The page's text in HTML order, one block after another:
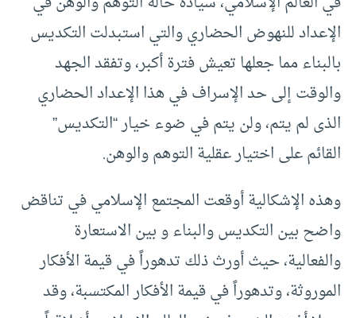
الإعداد للنهوض الحضاري والتي استبدلت التكديس
بالبناء مما جعلها تعيش فترة أكبر، وتفقد الجهد
والوقت إلى حد الإسراف في هذا الإعداد الحضاري
الذى لم يتم، ولن يتم في ضوء خيار “التكديس”
القائم على اختيار عقلية التوهم والوهن.
وهذه الإشكالية أوقعت المجتمع الإسلامي في تناقض
واضح بين التكديس والبناء و بين الاستعارة
والفعالية، حيث أورث ذلك تدهوراً في قيمة الأفكار
الموروثة، وتدهوراً في قيمة الأفكار المكتسبة، وقد